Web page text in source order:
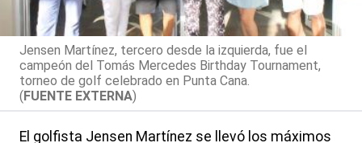
Jensen Martínez, tercero desde la izquierda, fue el
campeón del Tomás Mercedes Birthday Tournament,
torneo de golf celebrado en Punta Cana.
(FUENTE EXTERNA)
El golfista Jensen Martínez se llevó los máximos